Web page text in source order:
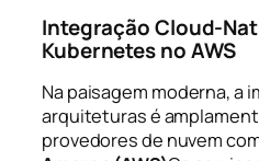
Integração Cloud-
Kubernetes no AWS
Na paisagem moderna, a
arquiteturas é
provedores de nuvem